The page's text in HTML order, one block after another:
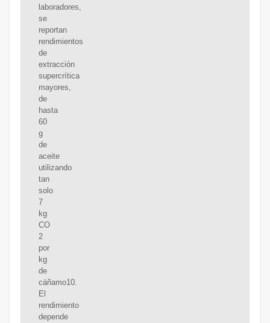
laboradores,
se
reportan
rendimientos
de
extracción
supercrítica
mayores,
de
hasta
60
g
de
aceite
utilizando
tan
solo
7
kg
CO
2
por
kg
de
cáñamo10.
El
rendimiento
depende